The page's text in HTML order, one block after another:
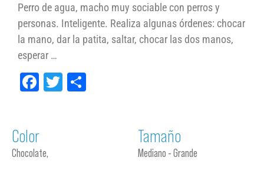
Perro de agua, macho muy sociable con perros y
personas. Inteligente. Realiza algunas órdenes: chocar
la mano, dar la patita, saltar, chocar las dos manos,
esperar …
Facebook
Twitter
Color
Chocolate,
Tamaño
Mediano - Grande